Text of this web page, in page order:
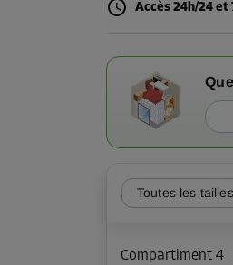
Accès 24h/24 et
Toutes les tailles
Compartiment 4